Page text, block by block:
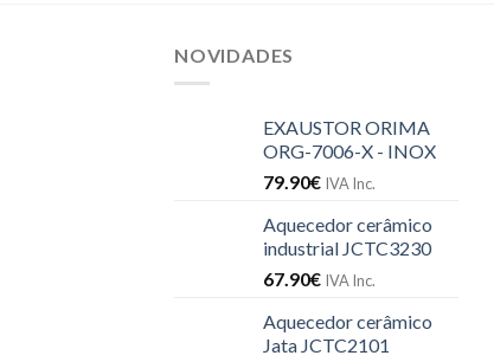
NOVIDADES
EXAUSTOR ORIMA
ORG-7006-X - INOX
79.90€ IVA Inc.
Aquecedor cerâmico
industrial JCTC3230
67.90€ IVA Inc.
Aquecedor cerâmico
Jata JCTC2101